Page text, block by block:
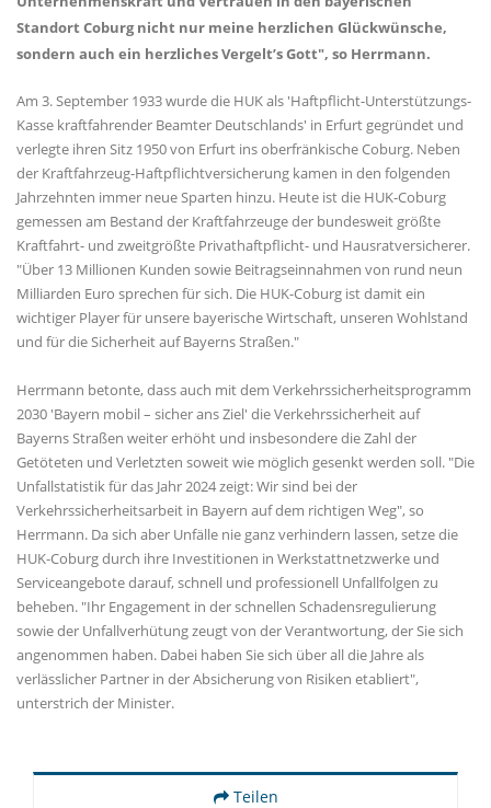
Standort Coburg nicht nur meine herzlichen Glückwünsche,
sondern auch ein herzliches Vergelt’s Gott", so Herrmann.
Am 3. September 1933 wurde die HUK als 'Haftpflicht-Unterstützungs-
Kasse kraftfahrender Beamter Deutschlands' in Erfurt gegründet und
verlegte ihren Sitz 1950 von Erfurt ins oberfränkische Coburg. Neben
der Kraftfahrzeug-Haftpflichtversicherung kamen in den folgenden
Jahrzehnten immer neue Sparten hinzu. Heute ist die HUK-Coburg
gemessen am Bestand der Kraftfahrzeuge der bundesweit größte
Kraftfahrt- und zweitgrößte Privathaftpflicht- und Hausratversicherer.
"Über 13 Millionen Kunden sowie Beitragseinnahmen von rund neun
Milliarden Euro sprechen für sich. Die HUK-Coburg ist damit ein
wichtiger Player für unsere bayerische Wirtschaft, unseren Wohlstand
und für die Sicherheit auf Bayerns Straßen."
Herrmann betonte, dass auch mit dem Verkehrssicherheitsprogramm
2030 'Bayern mobil – sicher ans Ziel' die Verkehrssicherheit auf
Bayerns Straßen weiter erhöht und insbesondere die Zahl der
Getöteten und Verletzten soweit wie möglich gesenkt werden soll. "Die
Unfallstatistik für das Jahr 2024 zeigt: Wir sind bei der
Verkehrssicherheitsarbeit in Bayern auf dem richtigen Weg", so
Herrmann. Da sich aber Unfälle nie ganz verhindern lassen, setze die
HUK-Coburg durch ihre Investitionen in Werkstattnetzwerke und
Serviceangebote darauf, schnell und professionell Unfallfolgen zu
beheben. "Ihr Engagement in der schnellen Schadensregulierung
sowie der Unfallverhütung zeugt von der Verantwortung, der Sie sich
angenommen haben. Dabei haben Sie sich über all die Jahre als
verlässlicher Partner in der Absicherung von Risiken etabliert",
unterstrich der Minister.
Teilen